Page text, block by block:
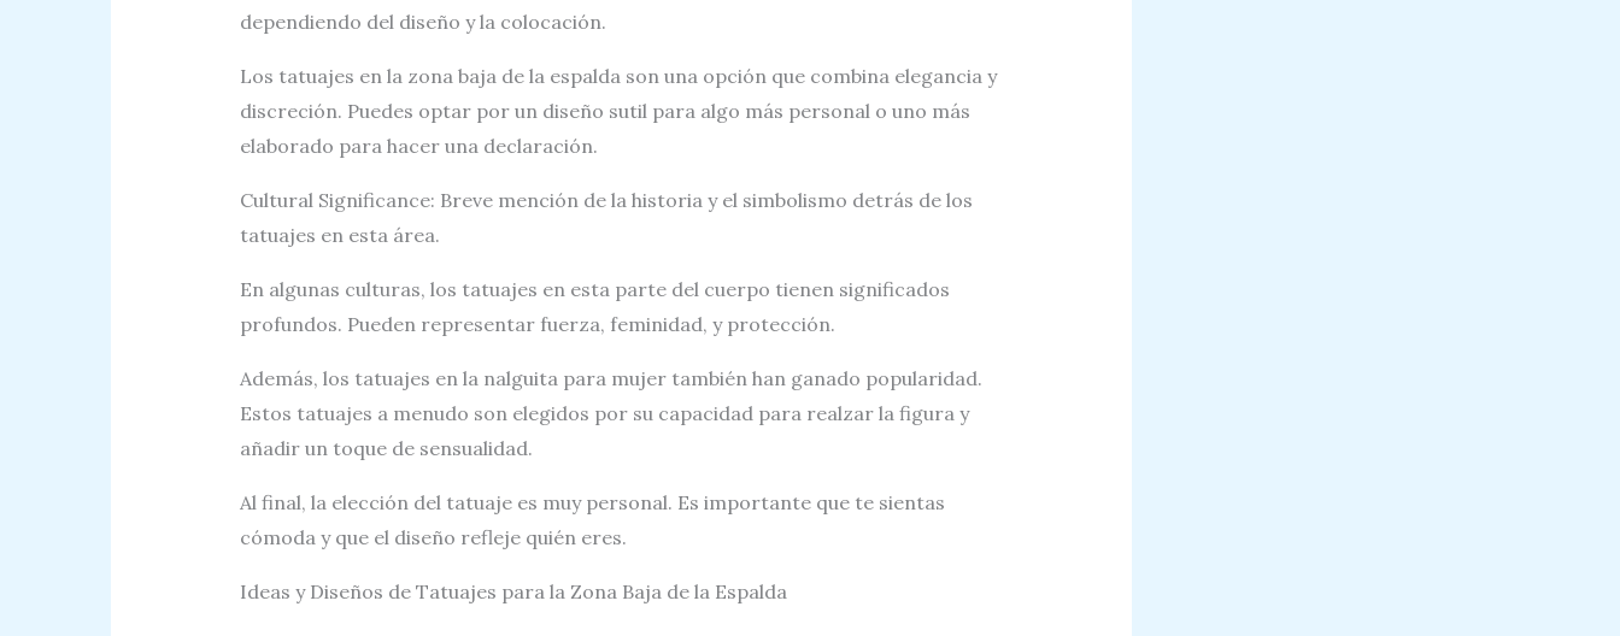
dependiendo del diseño y la colocación.
Los tatuajes en la zona baja de la espalda son una opción que combina elegancia y
discreción. Puedes optar por un diseño sutil para algo más personal o uno más
elaborado para hacer una declaración.
Cultural Significance: Breve mención de la historia y el simbolismo detrás de los
tatuajes en esta área.
En algunas culturas, los tatuajes en esta parte del cuerpo tienen significados
profundos. Pueden representar fuerza, feminidad, y protección.
Además, los tatuajes en la nalguita para mujer también han ganado popularidad.
Estos tatuajes a menudo son elegidos por su capacidad para realzar la figura y
añadir un toque de sensualidad.
Al final, la elección del tatuaje es muy personal. Es importante que te sientas
cómoda y que el diseño refleje quién eres.
Ideas y Diseños de Tatuajes para la Zona Baja de la Espalda